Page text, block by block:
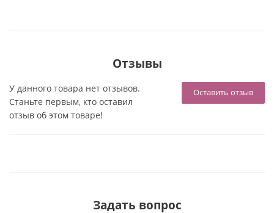
Отзывы
Оставить отзыв
У данного товара нет отзывов.
Станьте первым, кто оставил
отзыв об этом товаре!
Задать вопрос